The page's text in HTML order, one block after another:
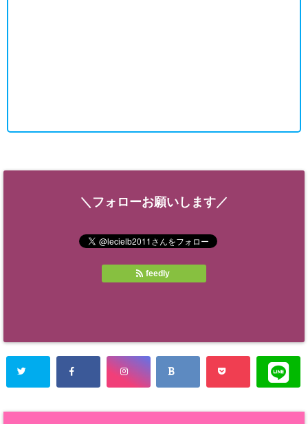
＼フォローお願いします／
feedly